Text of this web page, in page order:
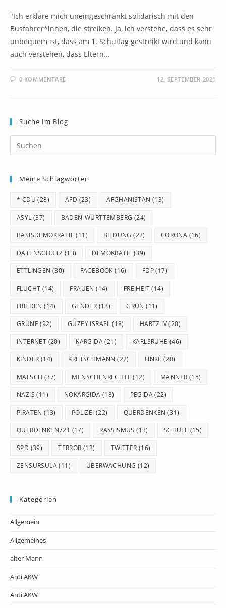
"Ich erkläre mich uneingeschränkt solidarisch mit den
Busfahrer*innen, die streiken. Ja, ich verstehe, dass es sehr
unbequem ist, dass am 1. Schultag gestreikt wird und kann
auch verstehen, dass Eltern…
0 KOMMENTARE 12. SEPTEMBER 2021
Suche Im Blog
Meine Schlagwörter
* CDU (28) AFD (23) AFGHANISTAN (13)
ASYL (37) BADEN-WÜRTTEMBERG (24)
BASISDEMOKRATIE (11) BILDUNG (22) CORONA (16)
DATENSCHUTZ (13) DEMOKRATIE (39)
ETTLINGEN (30) FACEBOOK (16) FDP(17)
FLUCHT (14) FRAUEN (14) FREIHEIT(14)
FRIEDEN (14) GENDER (13) GRÜN (11)
GRÜNE (92) GÜZEY ISRAEL (18) HARTZ IV(20)
INTERNET (20) KARGIDA(21) KARLSRUHE (46)
KINDER (14) KRETSCHMANN (22) LINKE (20)
MALSCH (37) MENSCHENRECHTE (12) MÄNNER (15)
NAZIS (11) NOKARGIDA (18) PEGIDA(22)
PIRATEN (13) POLIZEI (22) QUERDENKEN (31)
QUERDENKEN721 (17) RASSISMUS (13) SCHULE (15)
SPD (39) TERROR (13) TWITTER (16)
ZENSURSULA(11) ÜBERWACHUNG (12)
Kategorien
Allgemein
Allgemeines
alter Mann
Anti.AKW
Anti.AKW